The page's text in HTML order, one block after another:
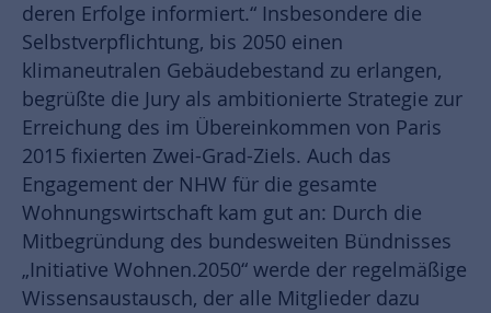
deren Erfolge informiert.“ Insbesondere die
Selbstverpflichtung, bis 2050 einen
klimaneutralen Gebäudebestand zu erlangen,
begrüßte die Jury als ambitionierte Strategie zur
Erreichung des im Übereinkommen von Paris
2015 fixierten Zwei-Grad-Ziels. Auch das
Engagement der NHW für die gesamte
Wohnungswirtschaft kam gut an: Durch die
Mitbegründung des bundesweiten Bündnisses
„Initiative Wohnen.2050“ werde der regelmäßige
Wissensaustausch, der alle Mitglieder dazu